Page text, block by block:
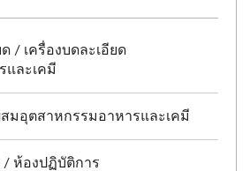
/ เครื่องบดละเอียด
และเคมี
สมอุตสาหกรรมอาหารและเคมี
/ ห้องปฏิบัติการ